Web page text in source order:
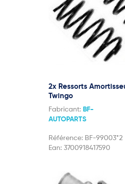
2x Ressorts
Twingo
Fabricant: BF-
AUTOPARTS
Référence: BF-99003*2
Ean: 3700918417590